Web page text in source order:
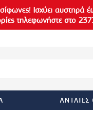
Ισχύει αυστηρά
τηλεφωνήστε στο